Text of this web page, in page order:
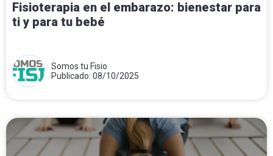
Fisioterapia en el embarazo: bienestar para
ti y para tu bebé
Somos tu Fisio
Publicado: 08/10/2025